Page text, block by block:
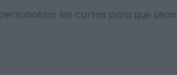
las cartas para que